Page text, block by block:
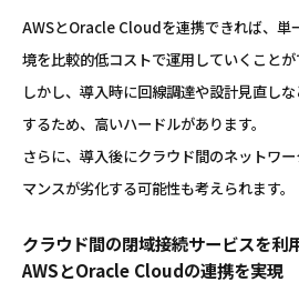
AWSとOracle Cloudを連携できれば、単
境を比較的低コストで運用していくことが
しかし、導入時に回線調達や設計見直し
するため、高いハードルがあります。
さらに、導入後にクラウド間のネットワ
マンスが劣化する可能性も考えられます。
クラウド間の閉域接続サービスを利
AWSとOracle Cloudの連携を実現